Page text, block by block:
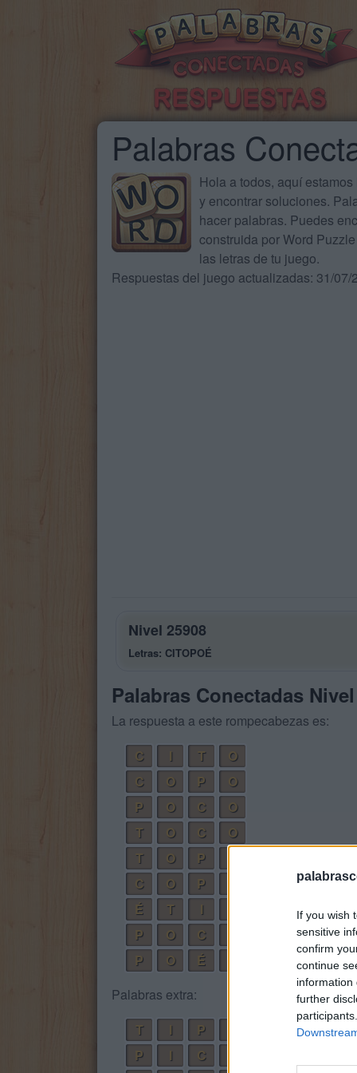
If you wish
sensitive
confirm
continue
information
further
Palabras
Hola a todos, aquí
y encontrar soluciones.
hacer palabras. Puedes
construida por Word
las letras de tu juego.
Respuestas del juego actualizadas: 31/07/
Nivel 25908
Letras: CITOPOÉ
Palabras Conectadas
La respuesta a este rompecabezas es:
C
T
O
C
O P
O
P
O C
O
T
O C
O
T
O P
C
O P
É
T
P
O C
O
P
O É C
O
Palabras extra:
T
P
P
C